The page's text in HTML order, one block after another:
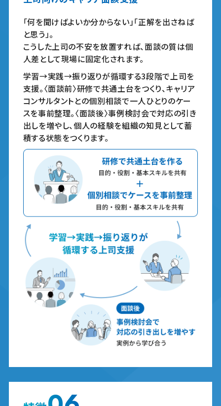
「何を聞けばよいか分からない」「正解を出さねば
と思う」。
こうした上司の不安を放置すれば、面談の質は個
人差として現場に固定化されます。
学習→実践→振り返りが循環する3段階で上司を
支援。〈面談前〉研修で共通土台をつくり、キャリア
コンサルタントとの個別相談で一人ひとりのケー
スを事前整理。〈面談後〉事例検討会で対応の引き
出しを増やし、個人の経験を組織の知見として蓄
積する状態をつくります。